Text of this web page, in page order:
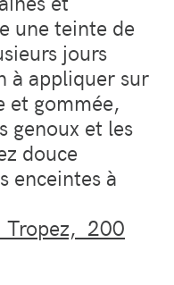
une teinte de
jours
à appliquer sur
et gommée,
genoux et les
douce
enceintes à
Tropez, 200